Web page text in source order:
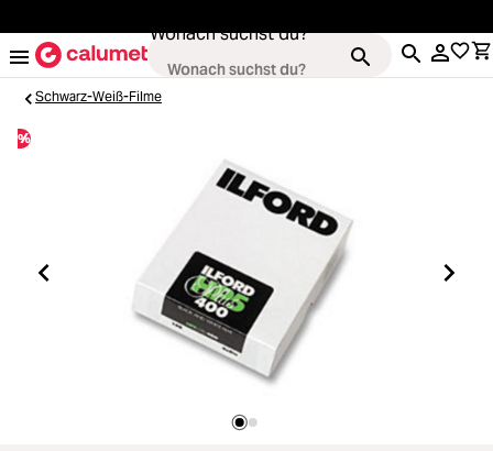
Wonach suchst du?
Objektive
Video & Drohnen
Stative & Gimbals
Schwarz-Weiß-Filme
%